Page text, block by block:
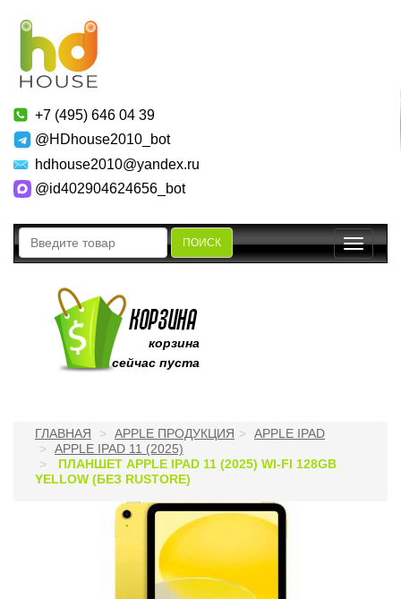
+7 (495) 646 04 39
@HDhouse2010_bot
hdhouse2010@yandex.ru
@id402904624656_bot
ПОИСК
Toggle
корзина
сейчас пуста
ГЛАВНАЯ APPLE ПРОДУКЦИЯ
APPLE IPAD
APPLE IPAD 11 (2025)
ПЛАНШЕТ APPLE IPAD 11 (2025) WI-FI 128GB
YELLOW (БЕЗ RUSTORE)